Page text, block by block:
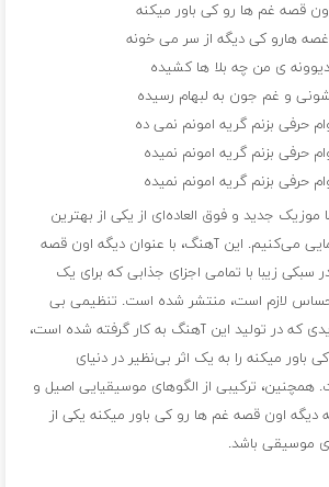
قصه غم ها رو کی باور میکنه
هارو کی دیگه از سر می خونه
ی من چه بلا ها کشیده
و غم جون به لبهام رسیده
حرفی بزنم گریه امونم نمی ده
حرفی بزنم گریه امونم نمیده
حرفی بزنم گریه امونم نمیده
موزیک جدید و فوق العاده‌ای از یکی از بهترین
می‌کنیم. این آهنگ، با عنوان دیگه اون قصه
سبکی زیبا با تمامی اجزای جذابی که برای یک
لازم است، منتشر شده است. تنظیمی بی
که در تولید این آهنگ به کار گرفته شده است،
میکنه را به یک اثر بی‌نظیر در دنیای
همچنین، ترکیبی از الگوهای موسیقیایی اصیل و
اون قصه غم ها رو کی باور میکنه یکی از
موسیقی باشد.